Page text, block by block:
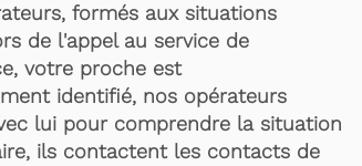
formés aux situations
de l'appel au service de
votre proche est
identifié, nos opérateurs
lui pour comprendre la situation
ils contactent les contacts de